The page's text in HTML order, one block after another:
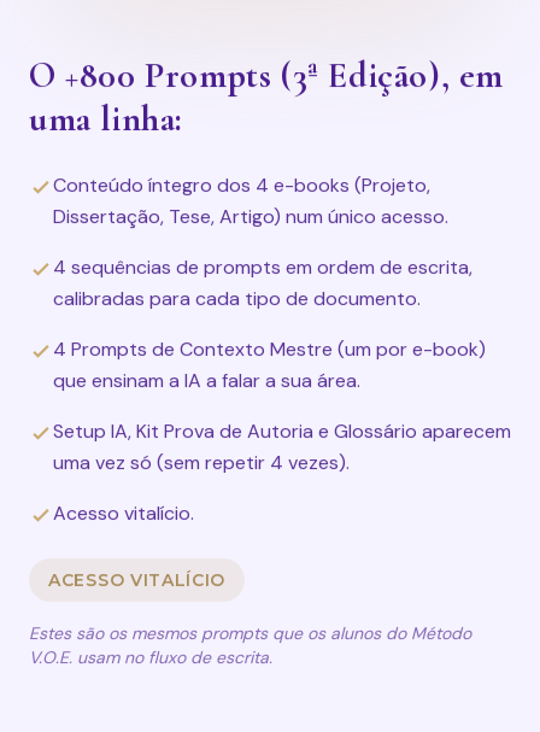
O +800 Prompts (3ª Edição), em
uma linha:
Conteúdo íntegro dos 4 e-books (Projeto,
Dissertação, Tese, Artigo) num único acesso.
4 sequências de prompts em ordem de escrita,
calibradas para cada tipo de documento.
4 Prompts de Contexto Mestre (um por e-book)
que ensinam a IA a falar a sua área.
Setup IA, Kit Prova de Autoria e Glossário aparecem
uma vez só (sem repetir 4 vezes).
Acesso vitalício.
ACESSO VITALÍCIO
Estes são os mesmos prompts que os alunos do Método
V.O.E. usam no fluxo de escrita.